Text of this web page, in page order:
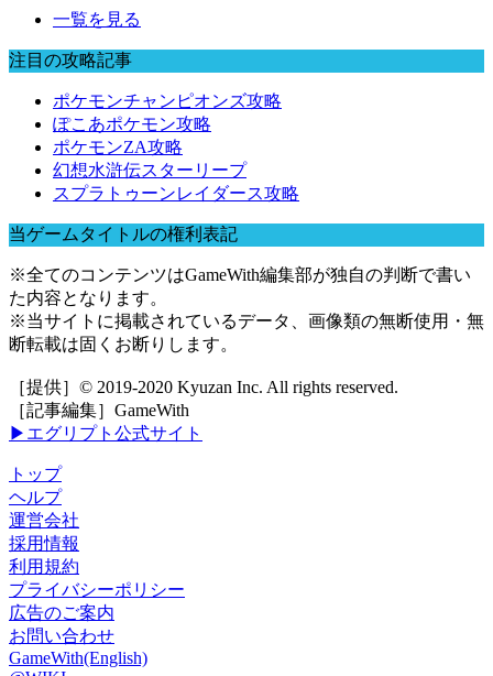
一覧を見る
注目の攻略記事
ポケモンチャンピオンズ攻略
ぽこあポケモン攻略
ポケモンZA攻略
幻想水滸伝スターリープ
スプラトゥーンレイダース攻略
当ゲームタイトルの権利表記
※全てのコンテンツはGameWith編集部が独自の判断で書い
た内容となります。
※当サイトに掲載されているデータ、画像類の無断使用・無
断転載は固くお断りします。
［提供］© 2019-2020 Kyuzan Inc. All rights reserved.
［記事編集］GameWith
▶エグリプト公式サイト
トップ
ヘルプ
運営会社
採用情報
利用規約
プライバシーポリシー
広告のご案内
お問い合わせ
GameWith(English)